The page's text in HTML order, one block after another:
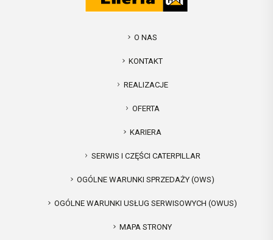
O NAS
KONTAKT
REALIZACJE
OFERTA
KARIERA
SERWIS I CZĘŚCI CATERPILLAR
OGÓLNE WARUNKI SPRZEDAŻY (OWS)
OGÓLNE WARUNKI USŁUG SERWISOWYCH (OWUS)
MAPA STRONY